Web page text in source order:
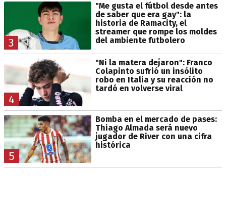
3
"Me gusta el fútbol desde antes
de saber que era gay": la
historia de Ramacity, el
streamer que rompe los moldes
del ambiente futbolero
4
"Ni la matera dejaron": Franco
Colapinto sufrió un insólito
robo en Italia y su reacción no
tardó en volverse viral
5
Bomba en el mercado de pases:
Thiago Almada será nuevo
jugador de River con una cifra
histórica